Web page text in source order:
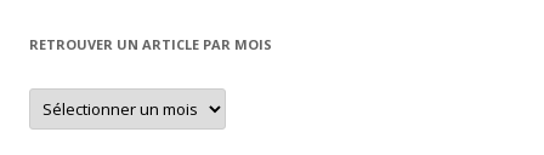
RETROUVER UN ARTICLE PAR MOIS
Retrouver
un
article